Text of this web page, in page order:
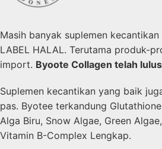
Masih banyak suplemen
LABEL HALAL. Terutama produk-
import. Byoote Collagen telah
Suplemen kecantikan yang baik
pas. Byotee terkandung
Alga Biru, Snow Algae, Green
Vitamin B-Complex Lengkap.